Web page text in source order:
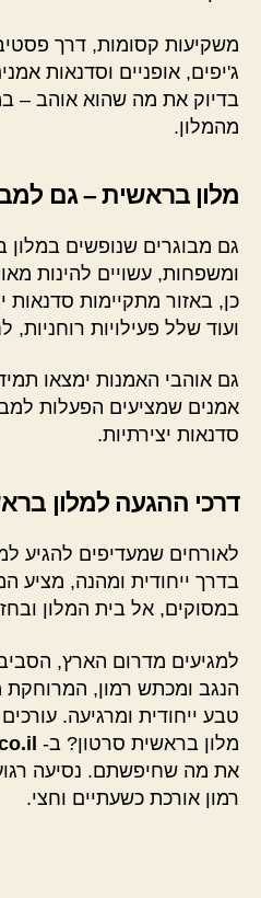
משקיעות קסומות, דרך
ג'יפים, אופניים וסדנאות
בדיוק את מה שהוא אוהב –
מהמלון.
מלון בראשית – גם
גם מבוגרים שנופשים במלון
ומשפחות, עשויים להינות
כן, באזור מתקיימות סדנאות
ועוד שלל פעילויות
גם אוהבי האמנות ימצאו
אמנים שמציעים הפעלות
סדנאות יצירתיות.
דרכי ההגעה למלון
לאורחים שמעדיפים להגיע
בדרך ייחודית ומהנה, מציע
במסוקים, אל בית המלון
למגיעים מדרום הארץ,
הנגב ומכתש רמון, המרוחקת
טבע ייחודית ומרגיעה.
מלון בראשית סרטון? ב-
את מה שחיפשתם. נסיעה
רמון אורכת כשעתיים וחצי.